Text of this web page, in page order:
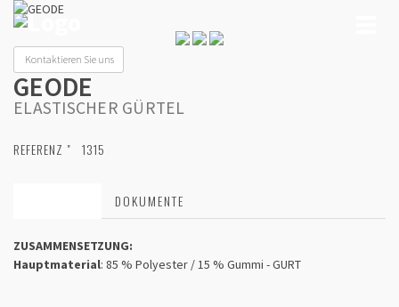
Kontaktieren Sie uns
GEODE
ELASTISCHER GÜRTEL
REFERENZ " 1315
DOKUMENTE
ZUSAMMENSETZUNG:
Hauptmaterial: 85 % Polyester / 15 % Gummi - GURT